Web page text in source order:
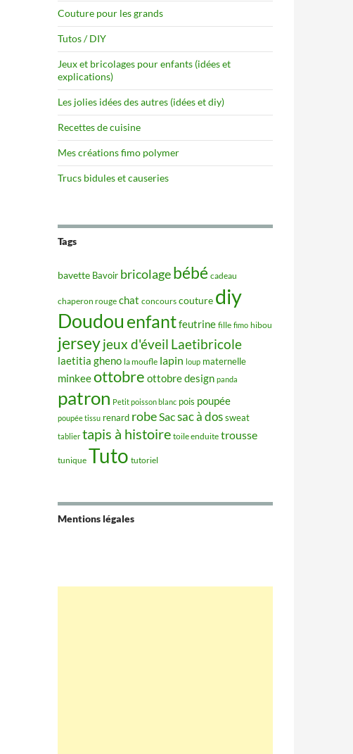
Couture pour les grands
Tutos / DIY
Jeux et bricolages pour enfants (idées et
explications)
Les jolies idées des autres (idées et diy)
Recettes de cuisine
Mes créations fimo polymer
Trucs bidules et causeries
Tags
bavette Bavoir bricolagebébé cadeau
chaperon rouge chat concours couture diy
Doudou enfantfeutrine fille fimo hibou
jerseyjeux d'éveil Laetibricole
laetitia gheno la moufle lapin loup maternelle
minkeeottobre ottobre design panda
patron Petit poisson blanc pois poupée
poupée tissu renard robeSacsac à dossweat
tablier tapis à histoire toile enduite trousse
tunique Tuto tutoriel
Mentions légales